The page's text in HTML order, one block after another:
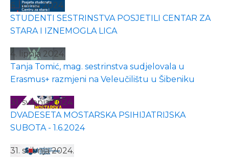
6. lipnja 2024.
STUDENTI SESTRINSTVA POSJETILI CENTAR ZA
STARA I IZNEMOGLA LICA
4. lipnja 2024.
Tanja Tomić, mag. sestrinstva sudjelovala u
Erasmus+ razmjeni na Veleučilištu u Šibeniku
31. svibnja 2024.
DVADESETA MOSTARSKA PSIHIJATRIJSKA
SUBOTA - 1.6.2024
31. svibnja 2024.